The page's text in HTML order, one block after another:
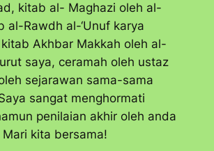
kitab al- Maghazi oleh al-
al-Rawdh al-‘Unuf karya
Akhbar Makkah oleh al-
saya, ceramah oleh ustaz
sejarawan sama-sama
sangat menghormati
penilaian akhir oleh anda
kita bersama!